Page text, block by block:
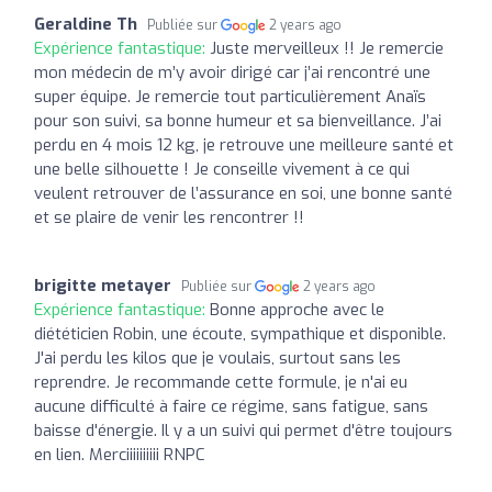
Geraldine Th Publiée sur 2 years ago
Expérience fantastique: Juste merveilleux !! Je remercie
mon médecin de m’y avoir dirigé car j’ai rencontré une
super équipe. Je remercie tout particulièrement Anaïs
pour son suivi, sa bonne humeur et sa bienveillance. J’ai
perdu en 4 mois 12 kg, je retrouve une meilleure santé et
une belle silhouette ! Je conseille vivement à ce qui
veulent retrouver de l’assurance en soi, une bonne santé
et se plaire de venir les rencontrer !!
brigitte metayer Publiée sur 2 years ago
Expérience fantastique: Bonne approche avec le
diététicien Robin, une écoute, sympathique et disponible.
J'ai perdu les kilos que je voulais, surtout sans les
reprendre. Je recommande cette formule, je n'ai eu
aucune difficulté à faire ce régime, sans fatigue, sans
baisse d'énergie. Il y a un suivi qui permet d'être toujours
en lien. Merciiiiiiiiii RNPC